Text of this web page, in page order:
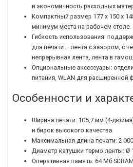
и экономичность расходных
Компактный размер 177 x 150 x
минимум места на рабочем столе.
Гибкость использования:
для печати – лента с зазором, с
непрерывная лента, лента в
Опциональные аксессуары:
питания, WLAN для расширенной
Особенности и
Ширина печати: 105,7 мм (4-
и бирок высокого качества.
Максимальная длина печати: 2
Диаметр катушки термо ленты: Ø
Оперативная память: 64 Мб